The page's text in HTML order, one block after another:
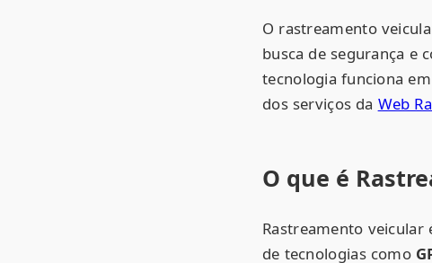
O rastreamento
busca de segurança e
tecnologia funciona
dos serviços da Web
O que é
Rastreamento
de tecnologias como